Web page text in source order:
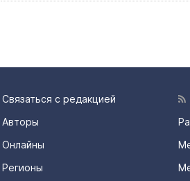
Связаться с редакцией
Авторы
Онлайны
Регионы